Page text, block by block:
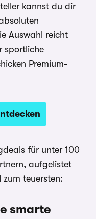
kannst du dir
Auswahl reicht
sportliche
Premium-
für unter 100
aufgelistet
teuersten:
smarte